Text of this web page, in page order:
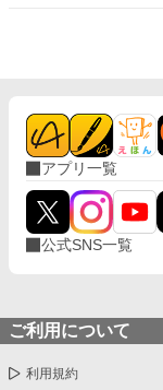
アプリ一覧
公式SNS一覧
ご利用について
利用規約